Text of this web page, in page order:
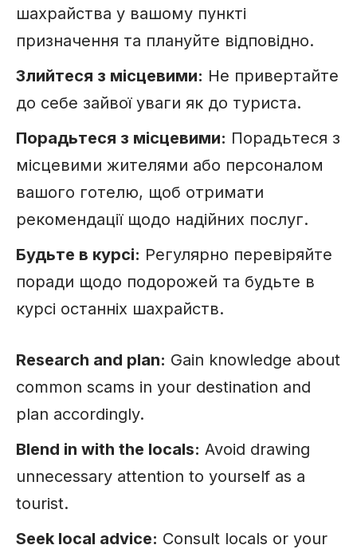
шахрайства у вашому пункті
призначення та плануйте відповідно.
Злийтеся з місцевими: Не привертайте
до себе зайвої уваги як до туриста.
Порадьтеся з місцевими: Порадьтеся з
місцевими жителями або персоналом
вашого готелю, щоб отримати
рекомендації щодо надійних послуг.
Будьте в курсі: Регулярно перевіряйте
поради щодо подорожей та будьте в
курсі останніх шахрайств.
Research and plan: Gain knowledge about
common scams in your destination and
plan accordingly.
Blend in with the locals: Avoid drawing
unnecessary attention to yourself as a
tourist.
Seek local advice: Consult locals or your